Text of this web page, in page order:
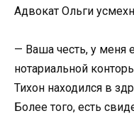
Адвокат Ольги
— Ваша честь, у меня
нотариальной
Тихон находился в
Более того, есть